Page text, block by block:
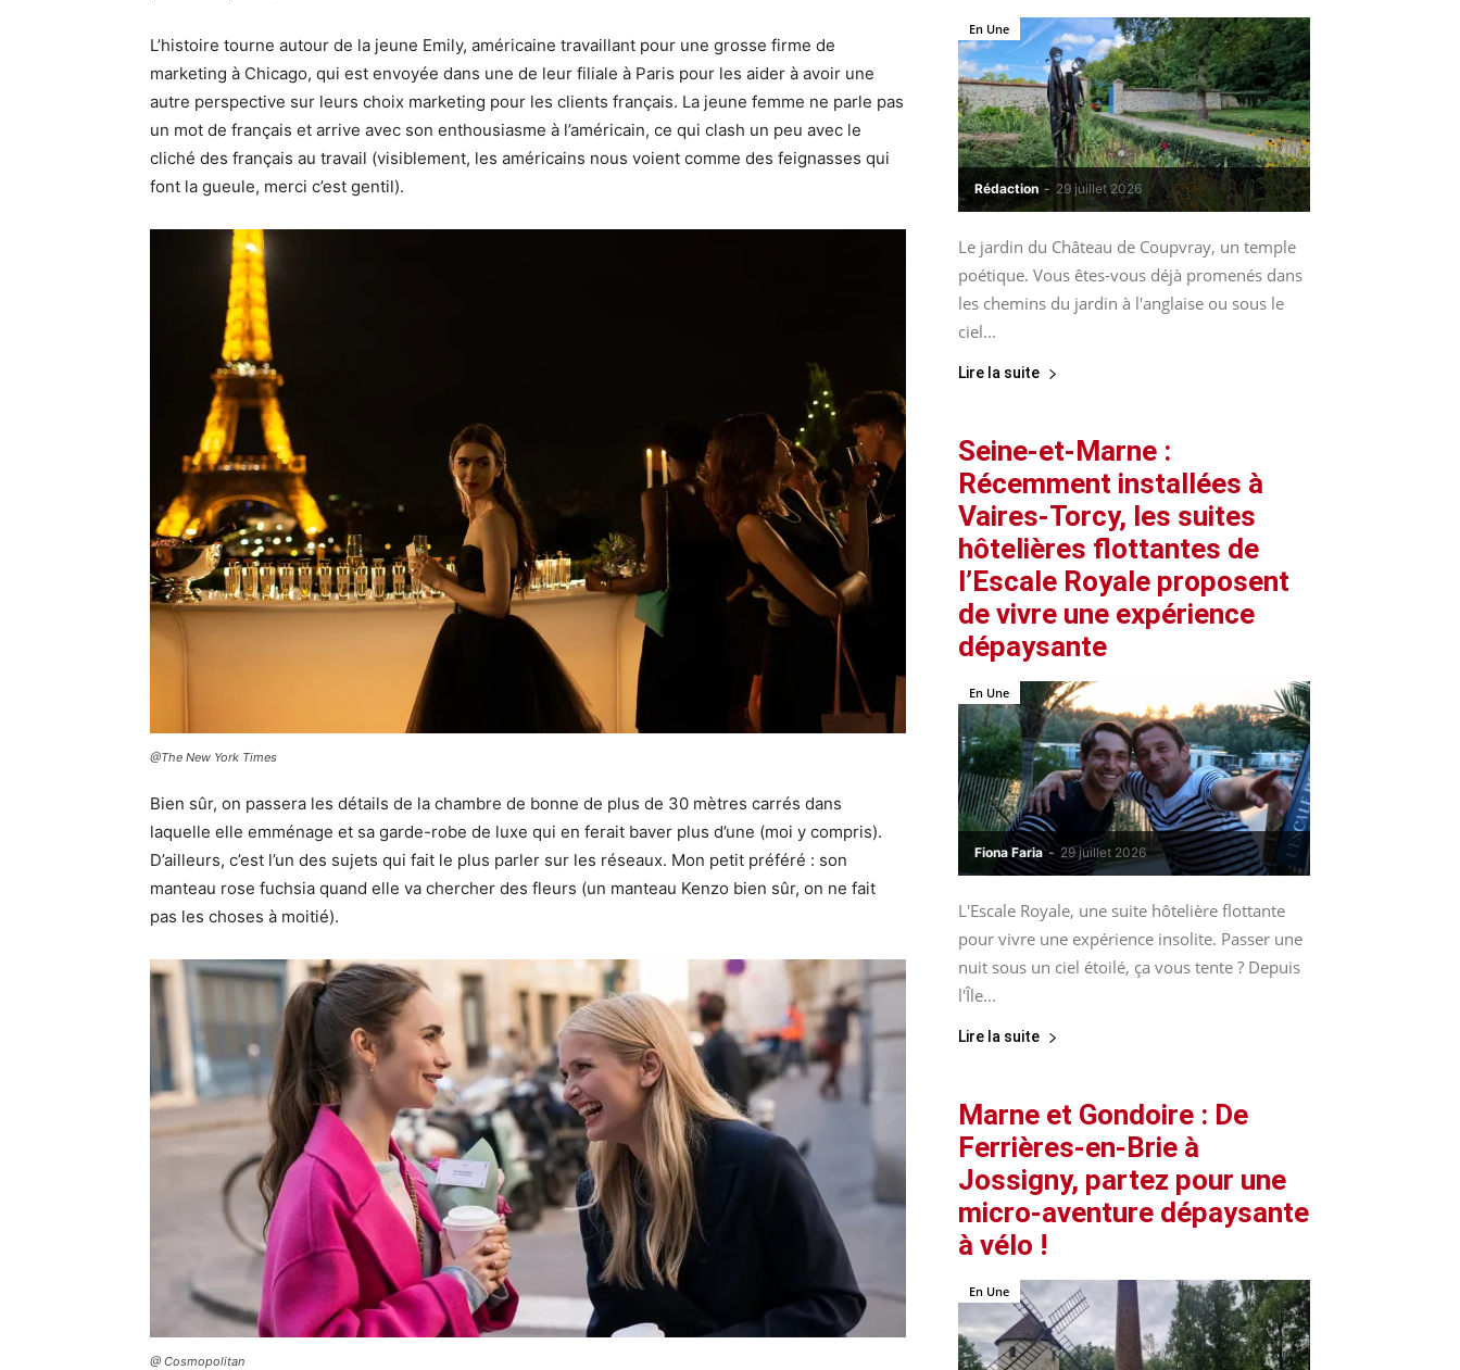
L’histoire tourne autour de la jeune Emily, américaine travaillant pour une grosse firme de
marketing à Chicago, qui est envoyée dans une de leur filiale à Paris pour les aider à avoir une
autre perspective sur leurs choix marketing pour les clients français. La jeune femme ne parle pas
un mot de français et arrive avec son enthousiasme à l’américain, ce qui clash un peu avec le
cliché des français au travail (visiblement, les américains nous voient comme des feignasses qui
font la gueule, merci c’est gentil).
@The New York Times
Bien sûr, on passera les détails de la chambre de bonne de plus de 30 mètres carrés dans
laquelle elle emménage et sa garde-robe de luxe qui en ferait baver plus d’une (moi y compris).
D’ailleurs, c’est l’un des sujets qui fait le plus parler sur les réseaux. Mon petit préféré : son
manteau rose fuchsia quand elle va chercher des fleurs (un manteau Kenzo bien sûr, on ne fait
pas les choses à moitié).
@ Cosmopolitan
Rédaction - 29 juillet 2026
En Une
Le jardin du Château de Coupvray, un temple
poétique. Vous êtes-vous déjà promenés dans
les chemins du jardin à l'anglaise ou sous le
ciel...
Lire la suite
Seine-et-Marne :
Récemment installées à
Vaires-Torcy, les suites
hôtelières flottantes de
l’Escale Royale proposent
de vivre une expérience
dépaysante
Fiona Faria - 29 juillet 2026
En Une
L'Escale Royale, une suite hôtelière flottante
pour vivre une expérience insolite. Passer une
nuit sous un ciel étoilé, ça vous tente ? Depuis
l'Île...
Lire la suite
Marne et Gondoire : De
Ferrières-en-Brie à
Jossigny, partez pour une
micro-aventure dépaysante
à vélo !
En Une